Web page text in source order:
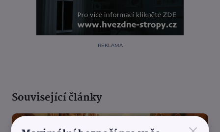
REKLAMA
Související články